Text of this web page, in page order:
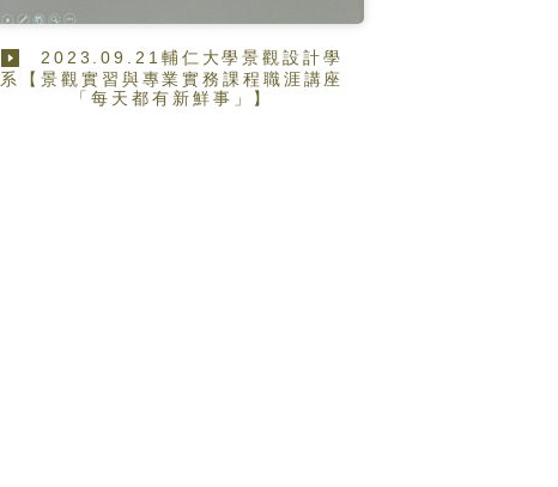
2023.09.21輔仁大學景觀設計學
系【景觀實習與專業實務課程職涯講座
「每天都有新鮮事」】